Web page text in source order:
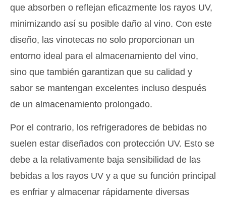
que absorben o reflejan eficazmente los rayos UV,
minimizando así su posible daño al vino. Con este
diseño, las vinotecas no solo proporcionan un
entorno ideal para el almacenamiento del vino,
sino que también garantizan que su calidad y
sabor se mantengan excelentes incluso después
de un almacenamiento prolongado.
Por el contrario, los refrigeradores de bebidas no
suelen estar diseñados con protección UV. Esto se
debe a la relativamente baja sensibilidad de las
bebidas a los rayos UV y a que su función principal
es enfriar y almacenar rápidamente diversas